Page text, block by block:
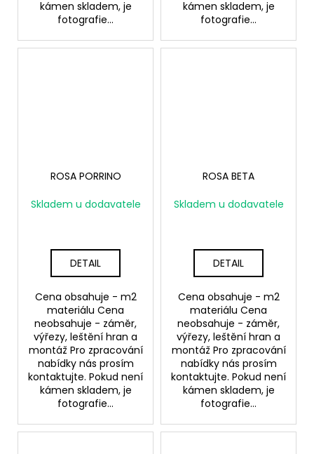
kámen skladem, je
fotografie...
kámen skladem, je
fotografie...
ROSA PORRINO
Skladem u dodavatele
DETAIL
Cena obsahuje - m2
materiálu Cena
neobsahuje - záměr,
výřezy, leštění hran a
montáž Pro zpracování
nabídky nás prosím
kontaktujte. Pokud není
kámen skladem, je
fotografie...
ROSA BETA
Skladem u dodavatele
DETAIL
Cena obsahuje - m2
materiálu Cena
neobsahuje - záměr,
výřezy, leštění hran a
montáž Pro zpracování
nabídky nás prosím
kontaktujte. Pokud není
kámen skladem, je
fotografie...